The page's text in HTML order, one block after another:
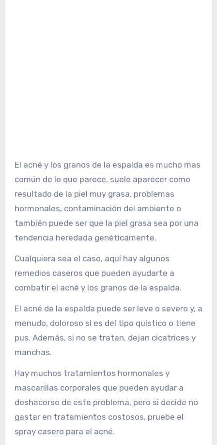
El acné y los granos de la espalda es mucho mas
común de lo que parece, suele aparecer como
resultado de la piel muy grasa, problemas
hormonales, contaminación del ambiente o
también puede ser que la piel grasa sea por una
tendencia heredada genéticamente.
Cualquiera sea el caso, aquí hay algunos
remedios caseros que pueden ayudarte a
combatir el acné y los granos de la espalda.
El acné de la espalda puede ser leve o severo y, a
menudo, doloroso si es del tipo quístico o tiene
pus. Además, si no se tratan, dejan cicatrices y
manchas.
Hay muchos tratamientos hormonales y
mascarillas corporales que pueden ayudar a
deshacerse de este problema, pero si decide no
gastar en tratamientos costosos, pruebe el
spray casero para el acné.